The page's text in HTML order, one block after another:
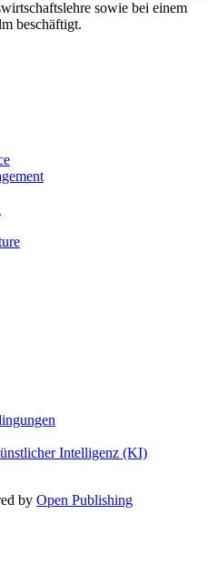
sowie bei einem
beschäftigt.
Intelligenz (KI)
by Open Publishing